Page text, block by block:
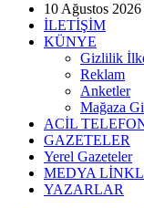
10 Ağustos
İLETİŞİM
KÜNYE
Gizlilik
Reklam
Anketler
Mağaza
ACİL
GAZETELER
Yerel Gazeteler
MEDYA
YAZARLAR